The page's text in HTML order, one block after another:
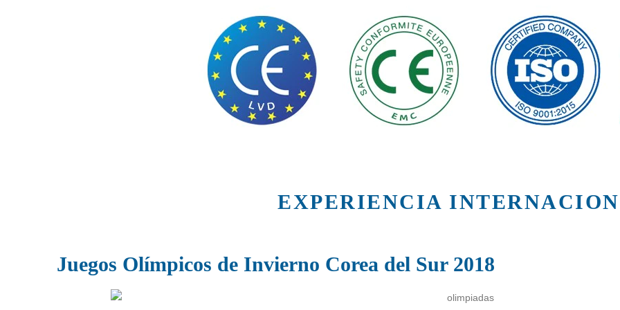
EXPERIENCIA
Juegos Olímpicos de Invierno Corea del Sur 2018